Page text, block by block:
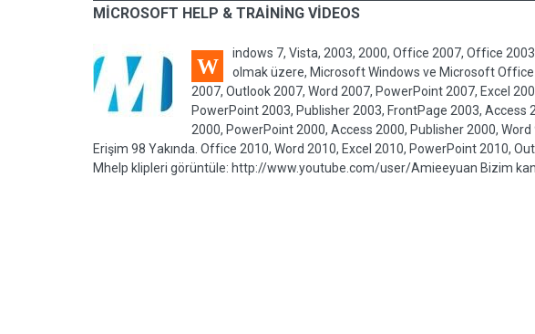
MICROSOFT HELP & TRAINING VIDEOS
W
indows 7, Vista, 2003, 2000, Office 2007, Office
olmak üzere, Microsoft Windows ve Microsoft Office
2007, Outlook 2007, Word 2007, PowerPoint 2007, Excel
PowerPoint 2003, Publisher 2003, FrontPage 2003, Access
2000, PowerPoint 2000, Access 2000, Publisher 2000,
Erişim 98 Yakında. Office 2010, Word 2010, Excel 2010, PowerPoint 2010,
Mhelp klipleri görüntüle: http://www.youtube.com/user/Amieeyuan Bizim
1.8